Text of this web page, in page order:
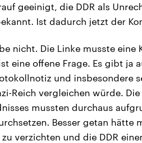
geeinigt, die DDR als
Ist dadurch jetzt der
nicht. Die Linke musste eine
eine offene Frage. Es gibt ja
und insbesondere
Reich vergleichen würde.
mussten durchaus
Besser getan hätte
verzichten und die DDR